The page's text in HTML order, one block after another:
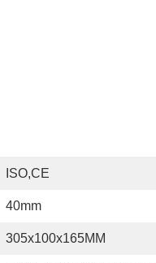
ISO,CE
40mm
305x100x165MM